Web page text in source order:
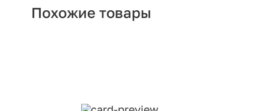
Похожие товары